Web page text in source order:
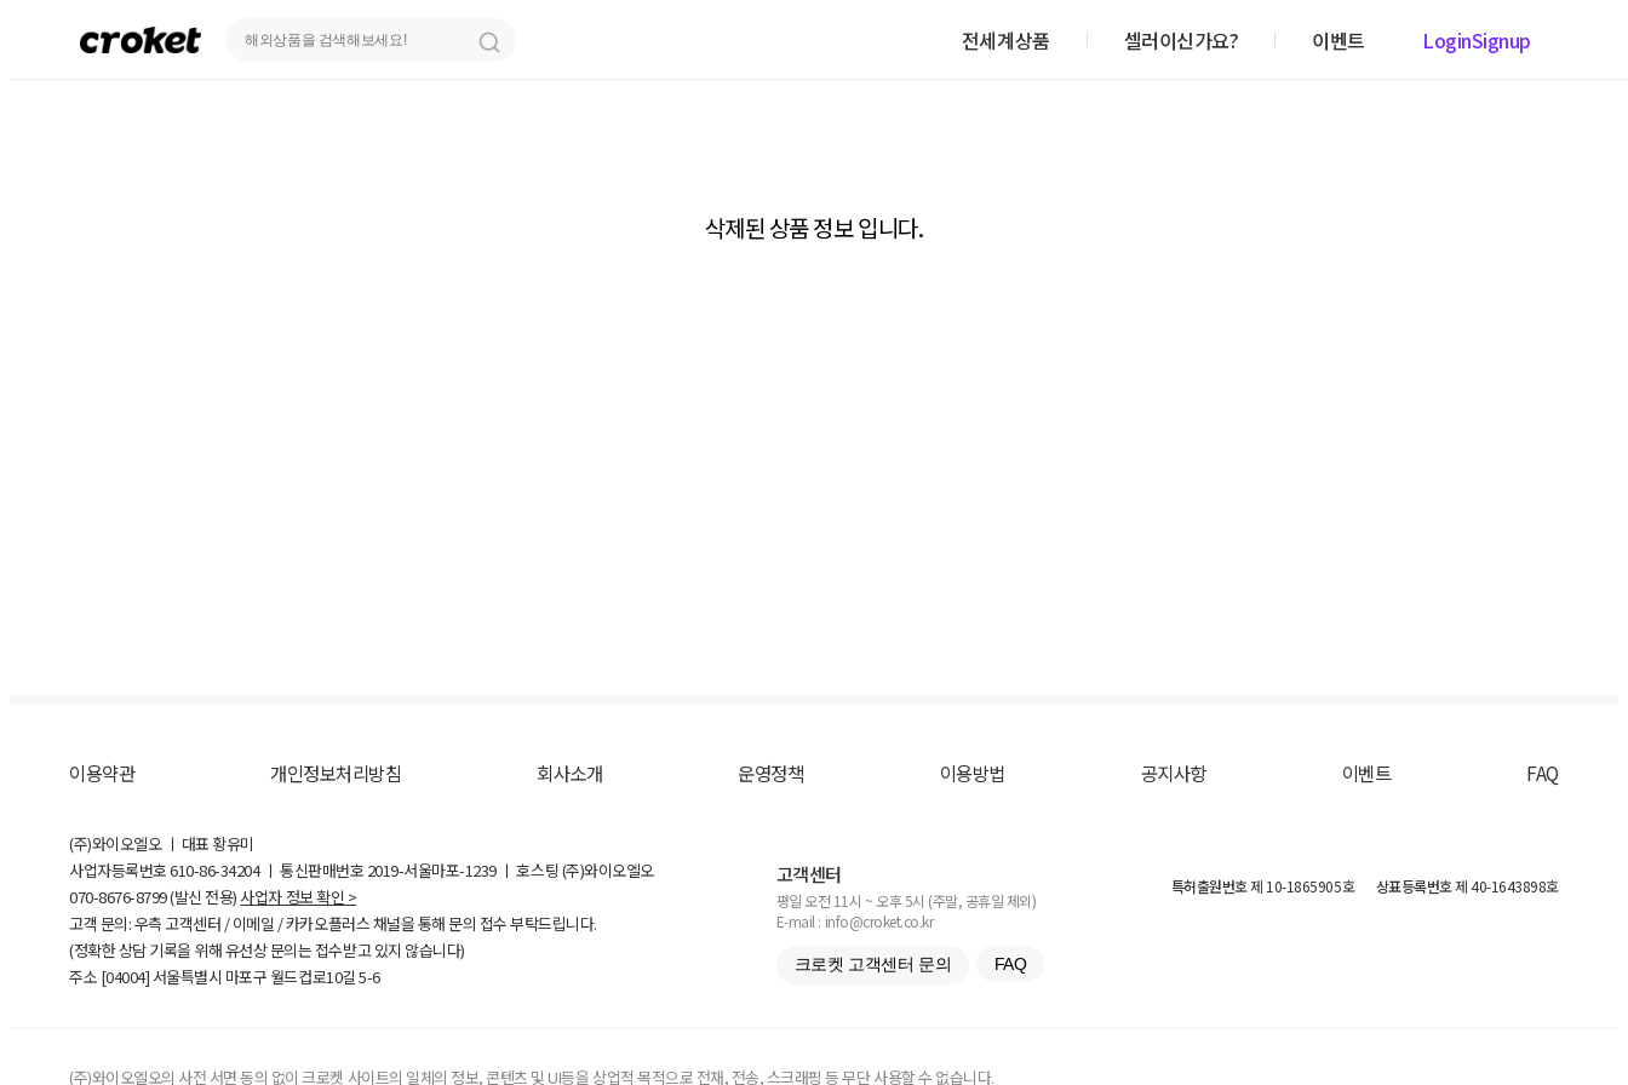
전세계상품 셀러이신가요? 이벤트 LoginSignup
삭제된 상품 정보 입니다.
이용약관 개인정보처리방침 회사소개 운영정책 이용방법 공지사항 이벤트 FAQ
(주)와이오엘오 ㅣ 대표 황유미
사업자등록번호610-86-34204ㅣ 통신판매번호 2019-서울마포-1239 ㅣ 호스팅 (주)와이오엘오
070-8676-8799 (발신 전용) 사업자 정보 확인 >
고객 문의: 우측 고객센터 / 이메일 / 카카오플러스 채널을 통해 문의 접수 부탁드립니다.
(정확한 상담 기록을 위해 유선상 문의는 접수받고 있지 않습니다)
주소 [04004] 서울특별시 마포구 월드컵로10길5-6
고객센터
평일 오전 11시 ~ 오후 5시 (주말, 공휴일 제외)
E-mail : info@croket.co.kr
크로켓 고객센터 문의 FAQ
특허출원번호제 10-1865905호 상표등록번호제 40-1643898호
(주)와이오엘오의 사전 서면 동의 없이 크로켓 사이트의 일체의 정보, 콘텐츠 및 UI등을 상업적 목적으로 전재, 전송, 스크래핑 등 무단 사용할 수 없습니다.